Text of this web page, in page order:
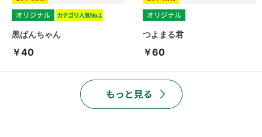
黒ばんちゃん
￥40
つよまる君
￥60